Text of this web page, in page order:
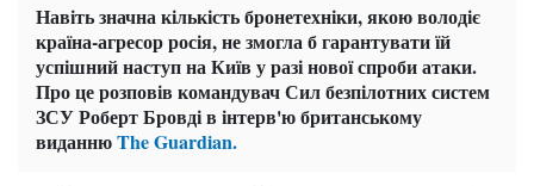
Навіть значна кількість бронетехніки, якою володіє
країна-агресор росія, не змогла б гарантувати їй
успішний наступ на Київ у разі нової спроби атаки.
Про це розповів командувач Сил безпілотних систем
ЗСУ Роберт Бровді в інтерв'ю британському
виданнюThe Guardian.